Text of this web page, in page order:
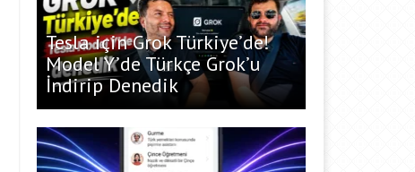
Tesla için Grok Türkiye’de!
Model Y’de Türkçe Grok’u
İndirip Denedik